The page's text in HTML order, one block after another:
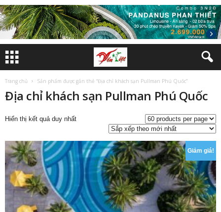
Trang chủ Sản phẩm được gắn thẻ “Địa chỉ khách sạn Pullman Phú Quốc”
Địa chỉ khách sạn Pullman Phú Quốc
Hiển thị kết quả duy nhất
Giảm giá!